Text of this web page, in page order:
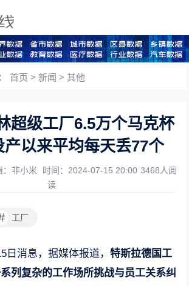
首页 >新闻 >其他
超级工厂6.5万个马克杯
产以来平均每天丢77个
：非小米 时间：2024-07-15 20:00 3468人阅
读
工厂
日消息，据媒体报道，特斯拉德国工
列复杂的工作场所挑战与员工关系纠